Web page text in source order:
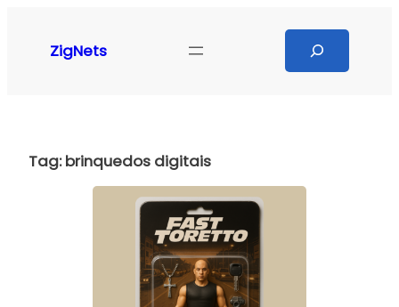
ZigNets
Tag:brinquedos digitais